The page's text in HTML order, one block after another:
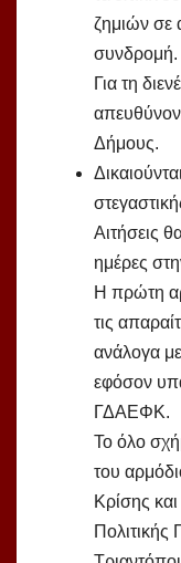
ζημιών σε
συνδρομή.
Για τη
Δήμους.
Αιτήσεις
ημέρες
Η πρώτη
τις
ανάλογα
εφόσον
ΓΔΑΕΦΚ.
Το όλο
του
Κρίσης και